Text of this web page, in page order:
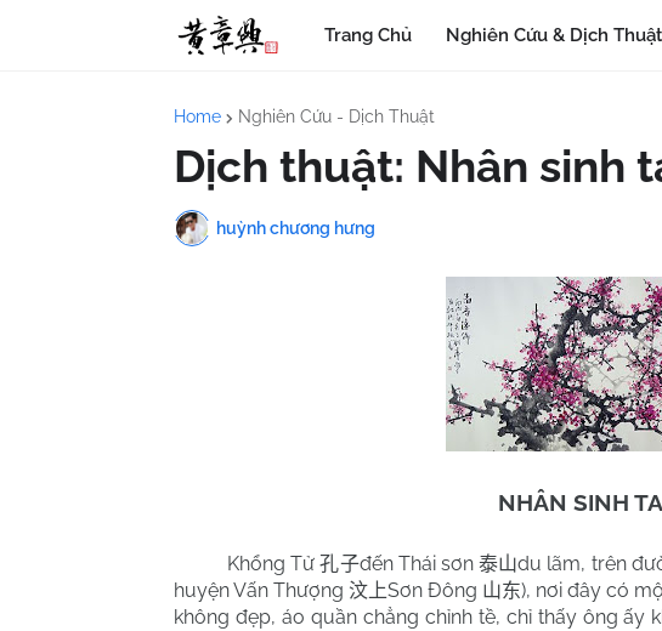
Trang Chủ Nghiên Cứu & Dịch Thuật
Home Nghiên Cứu - Dịch Thuật
Dịch thuật: Nhân sinh
huỳnh chương hưng
NHÂN SINH
Khổng Tử孔子đến Thái sơn泰山du lãm, trên
huyện Vấn Thượng 汶上Sơn Đông 山东), nơi đây có
không đẹp, áo quần chẳng chỉnh tề, chỉ thấy ông